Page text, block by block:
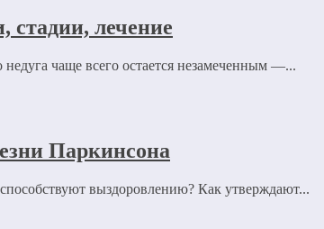
лечение
недуга чаще всего остается незамеченным —...
Паркинсона
выздоровлению? Как утверждают...